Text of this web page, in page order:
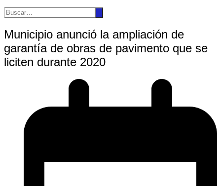
Municipio anunció la ampliación de
garantía de obras de pavimento que se
liciten durante 2020